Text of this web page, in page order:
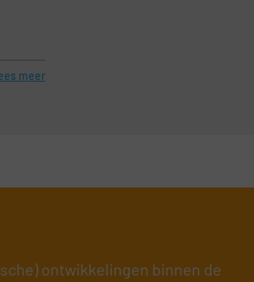
meer
ontwikkelingen binnen de